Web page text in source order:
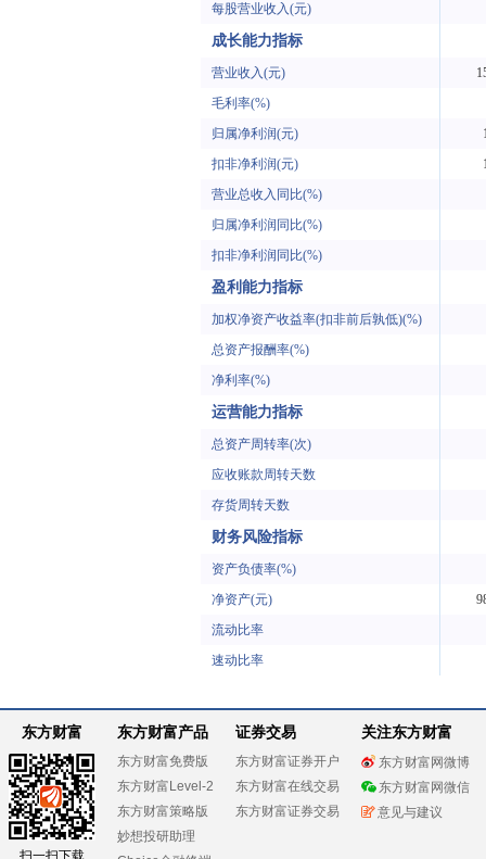
每股营业收入(元)
成长能力指标
营业收入(元)
毛利率(%)
归属净利润(元)
扣非净利润(元)
营业总收入同比(%)
归属净利润同比(%)
扣非净利润同比(%)
盈利能力指标
加权净资产收益率(扣非前后孰低)(%)
总资产报酬率(%)
净利率(%)
运营能力指标
总资产周转率(次)
应收账款周转天数
存货周转天数
财务风险指标
资产负债率(%)
净资产(元)
流动比率
速动比率
东方财富 东方财富产品
东方财富免费版
东方财富Level-2
东方财富策略版
妙想投研助理
证券交易
东方财富证券开户
东方财富在线交易
东方财富证券交易
关注东方财富
东方财富网微博
东方财富网微信
意见与建议